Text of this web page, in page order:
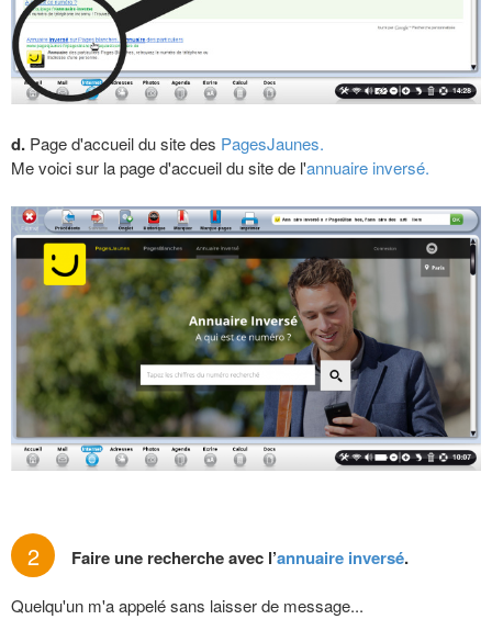
d. Page d'accueil du site des PagesJaunes.
Me voici sur la page d'accueil du site de l'annuaire inversé.
2 Faire une recherche avec l’annuaire inversé.
Quelqu'un m'a appelé sans laisser de message...